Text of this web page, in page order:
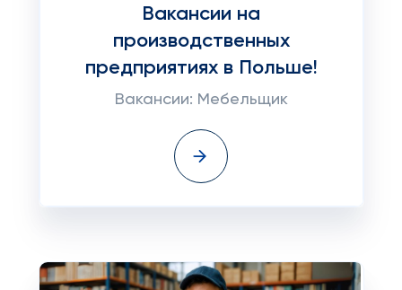
Вакансии на
производственных
предприятиях в Польше!
Вакансии: Мебельщик